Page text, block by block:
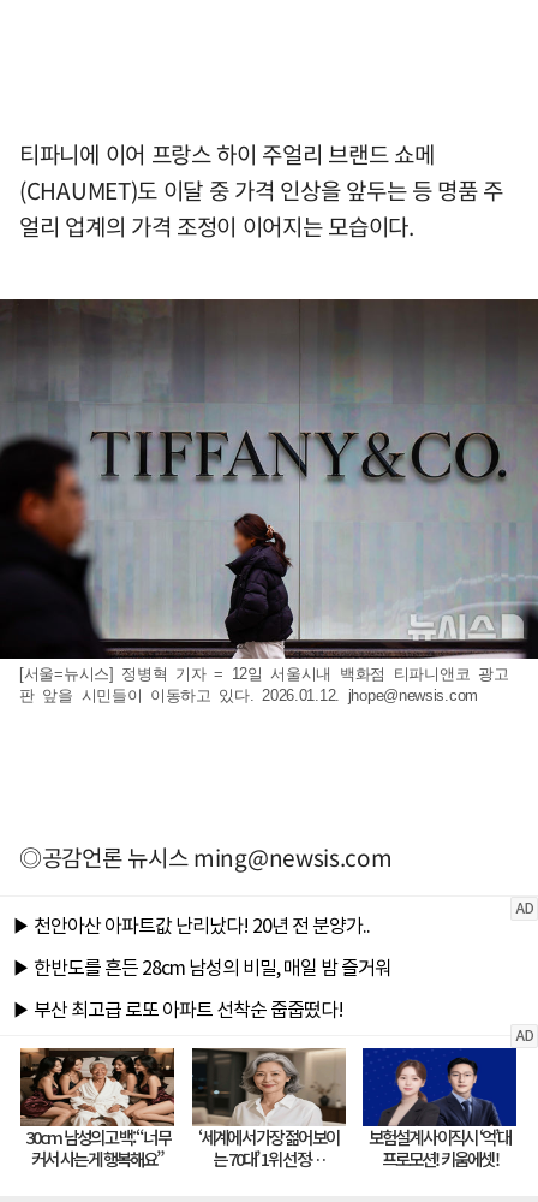
티파니에 이어 프랑스 하이 주얼리 브랜드 쇼메
(CHAUMET)도 이달 중 가격 인상을 앞두는 등 명품 주
얼리 업계의 가격 조정이 이어지는 모습이다.
[서울=뉴시스] 정병혁 기자 = 12일 서울시내 백화점 티파니앤코 광고
판 앞을 시민들이 이동하고 있다. 2026.01.12. jhope@newsis.com
◎공감언론 뉴시스ming@newsis.com